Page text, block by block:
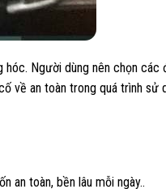
Người dùng nên chọn các
về an toàn trong quá trình sử
an toàn, bền lâu mỗi ngày..